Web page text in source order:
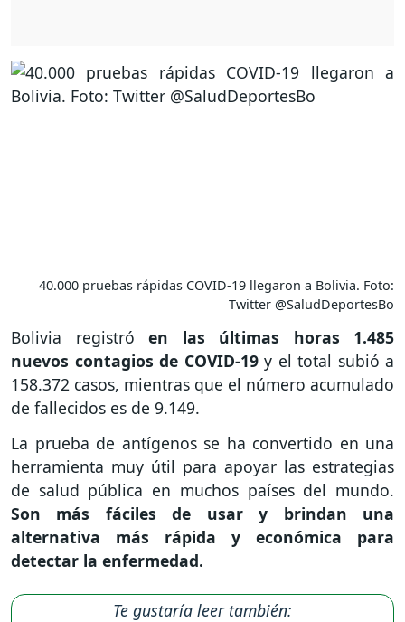
40.000 pruebas rápidas COVID-19 llegaron a Bolivia. Foto:
Twitter @SaludDeportesBo
Bolivia registró en las últimas horas 1.485
nuevos contagios de COVID-19 y el total subió a
158.372 casos, mientras que el número acumulado
de fallecidos es de 9.149.
La prueba de antígenos se ha convertido en una
herramienta muy útil para apoyar las estrategias
de salud pública en muchos países del mundo.
Son más fáciles de usar y brindan una
alternativa más rápida y económica para
detectar la enfermedad.
Te gustaría leer también: